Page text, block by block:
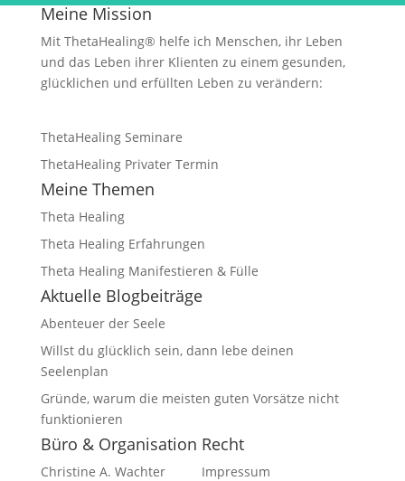
Meine Mission
Mit ThetaHealing® helfe ich Menschen, ihr Leben
und das Leben ihrer Klienten zu einem gesunden,
glücklichen und erfüllten Leben zu verändern:
ThetaHealing Seminare
ThetaHealing Privater Termin
Meine Themen
Theta Healing
Theta Healing Erfahrungen
Theta Healing Manifestieren & Fülle
Aktuelle Blogbeiträge
Abenteuer der Seele
Willst du glücklich sein, dann lebe deinen
Seelenplan
Gründe, warum die meisten guten Vorsätze nicht
funktionieren
Büro & Organisation
Christine A. Wachter
Recht
Impressum